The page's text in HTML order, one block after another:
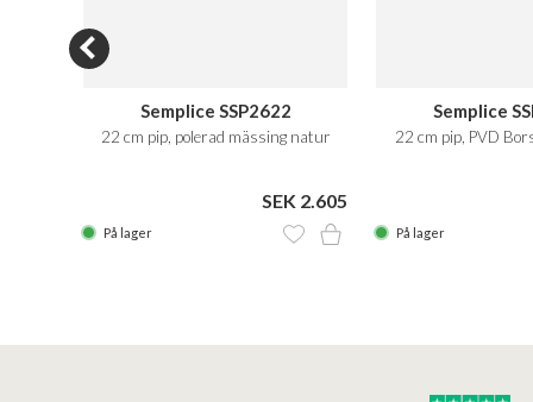
Semplice SSP2622
22 cm pip, polerad mässing natur
SEK 2.605
På lager
Semplice
22 cm pip, PVD
På lager